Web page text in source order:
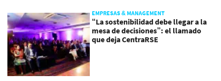
EMPRESAS & MANAGEMENT
“La sostenibilidad debe llegar a la
mesa de decisiones”: el llamado
que deja CentraRSE